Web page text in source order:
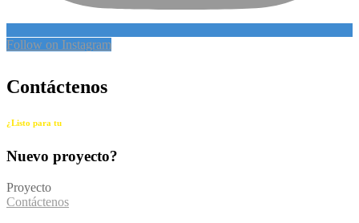
Follow on Instagram
Contáctenos
¿Listo para tu
Nuevo proyecto?
Proyecto
Contáctenos